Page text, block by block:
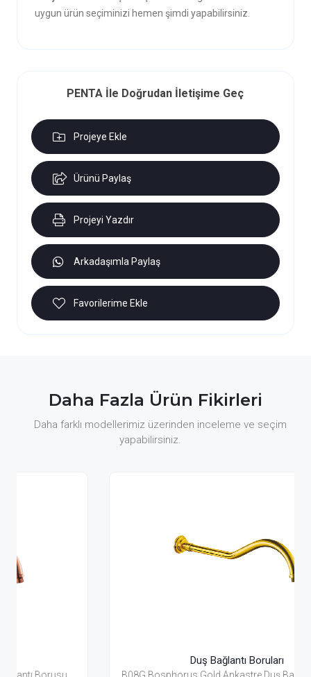
uygun ürün seçiminizi hemen şimdi yapabilirsiniz.
PENTA İle Doğrudan İletişime Geç
Projeye Ekle
Ürünü Paylaş
Projeyi Yazdır
Arkadaşımla Paylaş
Favorilerime Ekle
Daha Fazla Ürün Fikirleri
Daha farklı modellerimiz üzerinden inceleme ve seçim
yapabilirsiniz.
Duş Bağlantı Boruları